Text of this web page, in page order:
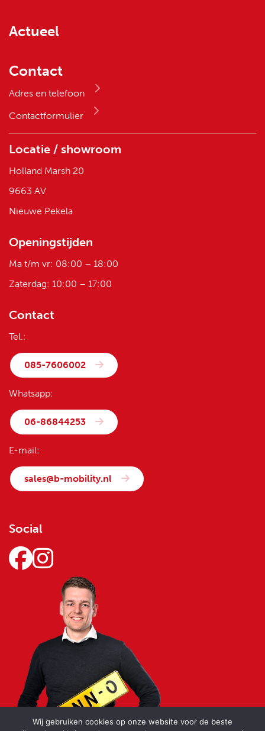
Actueel
Contact
Adres en telefoon
Contactformulier
Locatie / showroom
Holland Marsh 20
9663 AV
Nieuwe Pekela
Openingstijden
Ma t/m vr: 08:00 – 18:00
Zaterdag: 10:00 – 17:00
Contact
Tel.:
085-7606002
Whatsapp:
06-86844253
E-mail:
sales@b-mobility.nl
Social
Wij gebruiken cookies op onze website voor de beste